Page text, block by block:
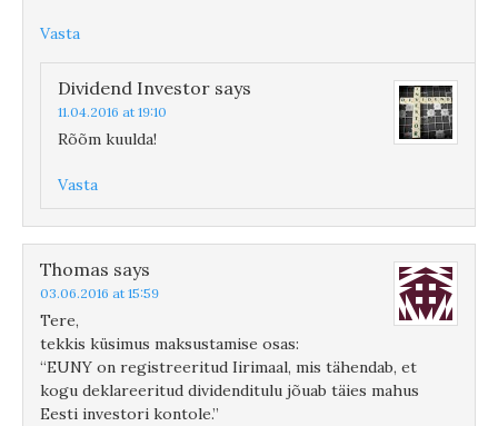
Vasta
Dividend Investor says
11.04.2016 at 19:10
Rõõm kuulda!
Vasta
Thomas says
03.06.2016 at 15:59
Tere,
tekkis küsimus maksustamise osas:
“EUNY on registreeritud Iirimaal, mis tähendab, et
kogu deklareeritud dividenditulu jõuab täies mahus
Eesti investori kontole.”